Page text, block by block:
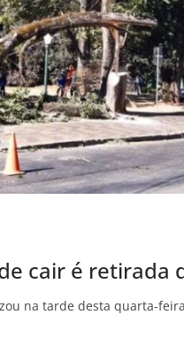
cair é retirada
na tarde desta quarta-